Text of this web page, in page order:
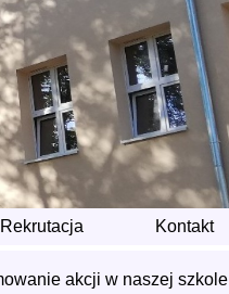
Rekrutacja Kontakt
akcji w naszej szkole